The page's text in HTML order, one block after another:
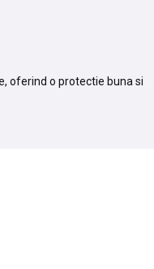
oferind o protectie buna si